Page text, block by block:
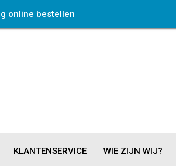
online bestellen
KLANTENSERVICE WIE ZIJN WIJ?